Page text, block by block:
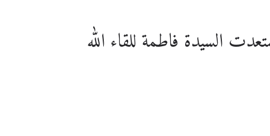
السيدة فاطمة للقاء الله